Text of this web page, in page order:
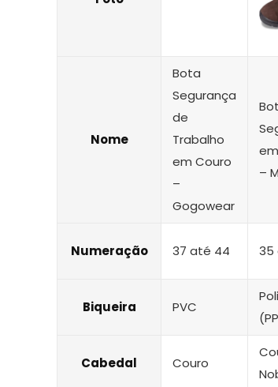
Nome
Bota
Segurança
de
Trabalho
em Couro
–
Gogowear
–
Numeração 37 até 44 35
Biqueira PVC
Cabedal Couro